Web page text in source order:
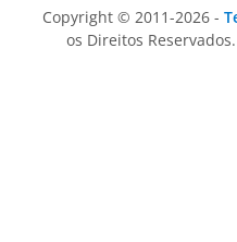
Copyright © 2011-2026 -
os Direitos